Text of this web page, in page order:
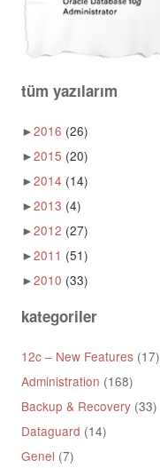
tüm yazılarım
►2016 (26)
►2015 (20)
►2014 (14)
►2013 (4)
►2012 (27)
►2011 (51)
►2010 (33)
kategoriler
12c – New Features(17)
Administration (168)
Backup & Recovery(33)
Dataguard (14)
Genel (7)